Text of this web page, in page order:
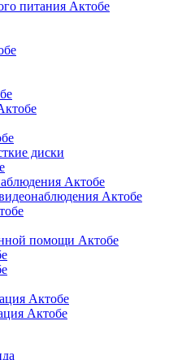
питания Актобе
диски
Актобе
Актобе
помощи Актобе
Актобе
Актобе